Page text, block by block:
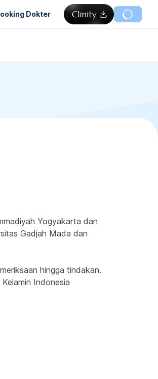
Dokter
Yogyakarta dan
Gadjah Mada dan
hingga tindakan.
Indonesia